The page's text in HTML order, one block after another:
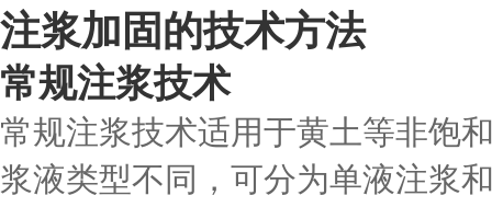
注浆加固的技术方法
常规注浆技术
常规注浆技术适用于黄土等非饱
浆液类型不同，可分为单液注浆